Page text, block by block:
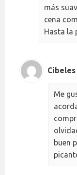
más
cena
Hasta la
Me
buen